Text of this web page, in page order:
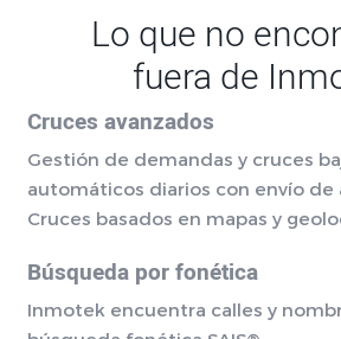
Lo que no
fuera de
Cruces avanzados
Gestión de demandas y cruces
automáticos diarios con envío de
Cruces basados en mapas y
Búsqueda por fonética
Inmotek encuentra calles y